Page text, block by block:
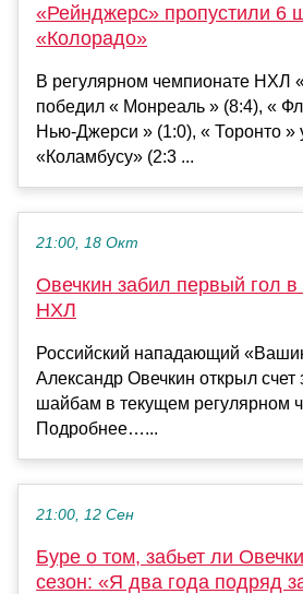
«Рейнджерс» пропустили 6
«Колорадо»
В регулярном чемпионате НХЛ
победил « Монреаль » (8:4), «
Нью-Джерси » (1:0), « Торонто »
«Коламбусу» (2:3 ...
21:00, 18 Окт
Овечкин забил первый гол
НХЛ
Российский нападающий
Александр Овечкин открыл
шайбам в текущем регулярном
Подробнее…...
21:00, 12 Сен
Буре о том, забьет ли
сезон: «Я два года подряд